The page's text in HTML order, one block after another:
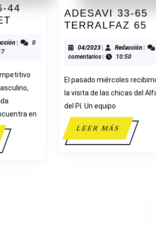
44
44
ALBUBASKET
Redacción
0
en
ADESAVI 33-65
TERRALFAZ 65
04/202304/2023Redacción
comentarios
10:50
El pasado miércoles
la visita de las chicas del
del Pí. Un equipo
LEER MÁSLEER
MÁS